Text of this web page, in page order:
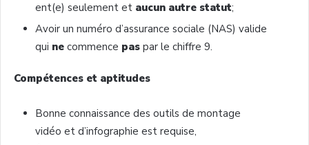
ent(e) seulement et aucun autre statut;
Avoir un numéro d’assurance sociale (NAS) valide
qui ne commence pas par le chiffre 9.
Compétences et aptitudes
Bonne connaissance des outils de montage
vidéo et d’infographie est requise,